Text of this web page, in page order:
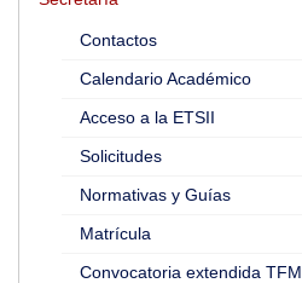
Contactos
Calendario Académico
Acceso a la ETSII
Solicitudes
Normativas y Guías
Matrícula
Convocatoria extendida TFM